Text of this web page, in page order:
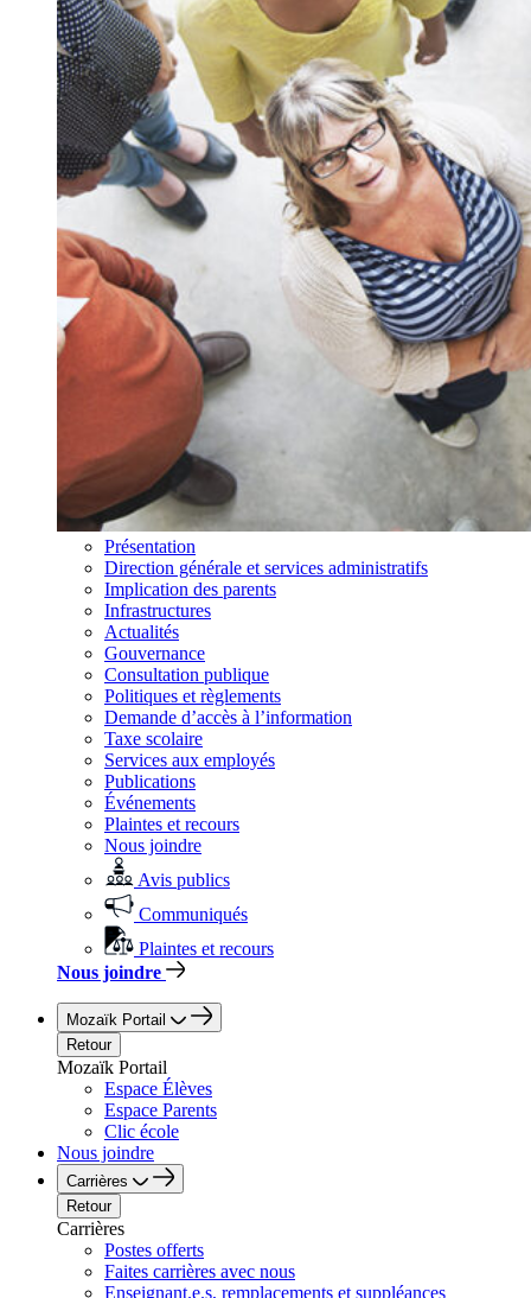
Présentation
Direction générale et services administratifs
Implication des parents
Infrastructures
Actualités
Gouvernance
Consultation publique
Politiques et règlements
Demande d’accès à l’information
Taxe scolaire
Services aux employés
Publications
Événements
Plaintes et recours
Nous joindre
Avis publics
Communiqués
Plaintes et recours
Nous joindre
Mozaïk Portail
Retour
Mozaïk Portail
Espace Élèves
Espace Parents
Clic école
Nous joindre
Carrières
Retour
Carrières
Postes offerts
Faites carrières avec nous
Enseignant.e.s, remplacements et suppléances